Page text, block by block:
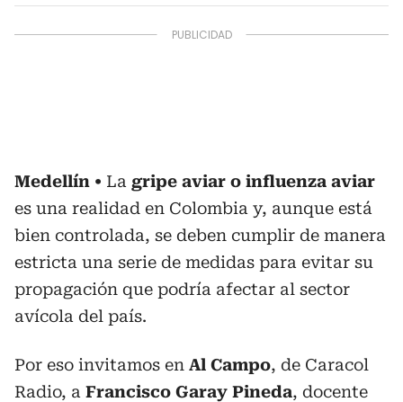
Medellín La gripe aviar o influenza aviar
es una realidad en Colombia y, aunque está
bien controlada, se deben cumplir de manera
estricta una serie de medidas para evitar su
propagación que podría afectar al sector
avícola del país.
Por eso invitamos en Al Campo, de Caracol
Radio, a Francisco Garay Pineda, docente